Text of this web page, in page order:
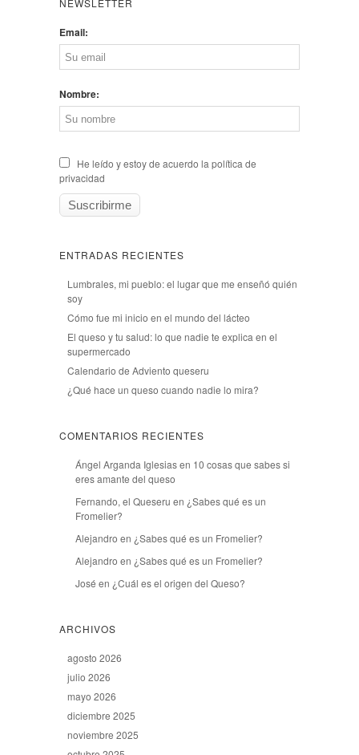
NEWSLETTER
Email:
Nombre:
He leído y estoy de acuerdo la política de
privacidad
ENTRADAS RECIENTES
Lumbrales, mi pueblo: el lugar que me enseñó quién
soy
Cómo fue mi inicio en el mundo del lácteo
El queso y tu salud: lo que nadie te explica en el
supermercado
Calendario de Adviento queseru
¿Qué hace un queso cuando nadie lo mira?
COMENTARIOS RECIENTES
Ángel Arganda Iglesiasen 10 cosas que sabes si
eres amante del queso
Fernando, el Queseru en ¿Sabes qué es un
Fromelier?
Alejandro en ¿Sabes qué es un Fromelier?
Alejandro en ¿Sabes qué es un Fromelier?
José en ¿Cuál es el origen del Queso?
ARCHIVOS
agosto 2026
julio 2026
mayo 2026
diciembre 2025
noviembre 2025